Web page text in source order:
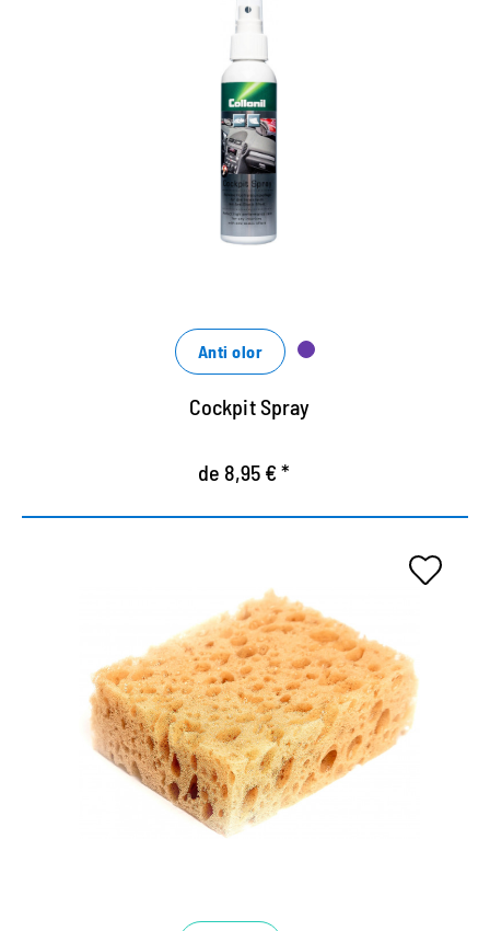
Atención especial para el
interior del coche.
Spray para la cabina, de alta calidad, para el
cuidado de todas las piezas de plástico, de
refresco de color.Anti olor
Cockpit Spray
de 8,95 € *
Esponja flexible.
Para la limpieza de humedad de todos los zapatos,
botas y materiales.
Ayudante práctico durante la limpieza y cuidado.
Distribuye cremas y espumas de manera óptima
gracias a su agarre.